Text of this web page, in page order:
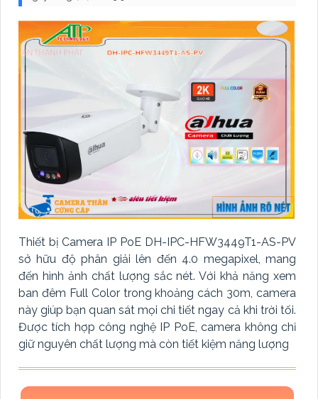
Thiết bị Camera IP PoE DH-IPC-HFW3449T1-AS-PV
sở hữu độ phân giải lên đến 4.0 megapixel, mang
đến hình ảnh chất lượng sắc nét. Với khả năng xem
ban đêm Full Color trong khoảng cách 30m, camera
này giúp bạn quan sát mọi chi tiết ngay cả khi trời tối.
Được tích hợp công nghệ IP PoE, camera không chỉ
giữ nguyên chất lượng mà còn tiết kiệm năng lượng